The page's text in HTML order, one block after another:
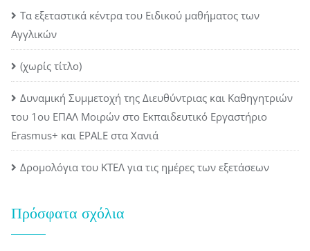
Τα εξεταστικά κέντρα του Ειδικού μαθήματος των
Αγγλικών
(χωρίς τίτλο)
Δυναμική Συμμετοχή της Διευθύντριας και Καθηγητριών
του 1ου ΕΠΑΛ Μοιρών στο Εκπαιδευτικό Εργαστήριο
Erasmus+ και EPALE στα Χανιά
Δρομολόγια του ΚΤΕΛ για τις ημέρες των εξετάσεων
Πρόσφατα σχόλια